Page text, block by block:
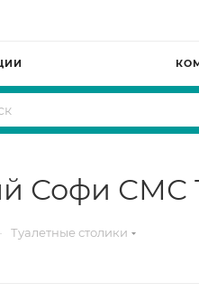
Софи СМС
Туалетные столики